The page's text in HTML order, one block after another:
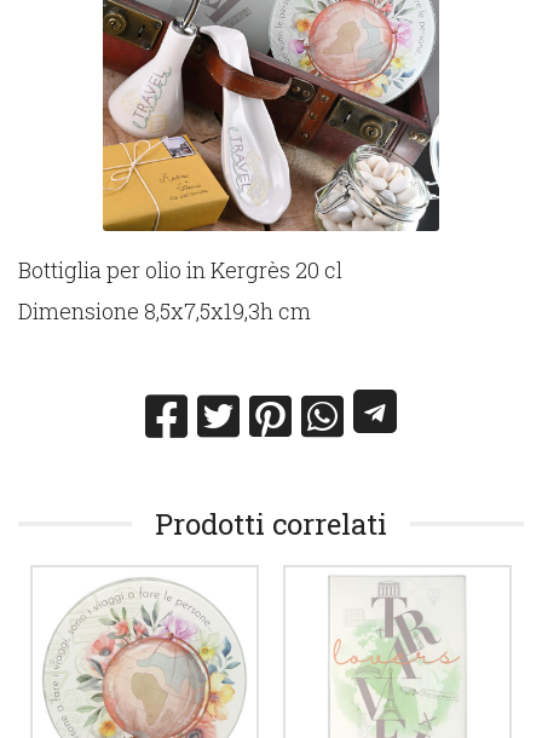
Bottiglia per olio in Kergrès 20 cl
Dimensione 8,5x7,5x19,3h cm
Prodotti correlati